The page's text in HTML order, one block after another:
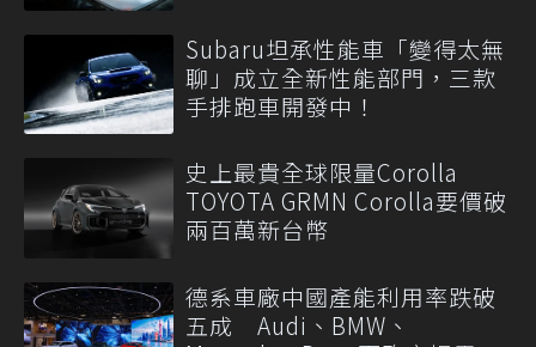
Subaru坦承性能車「變得太無
聊」成立全新性能部門，三款
手排跑車開發中！
史上最貴全球限量Corolla
TOYOTA GRMN Corolla要價破
兩百萬新台幣
德系車廠中國產能利用率跌破
五成 Audi、BMW、